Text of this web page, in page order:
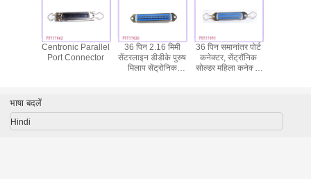
Centronic Parallel
Port Connector
36 पिन 2.16 मिमी
सेंटरलाइन डीडीके पुरुष
मिलाप सेंट्रोनिक
36 पिन समानांतर पोर्ट
कनेक्टर, सेंट्रॉनिक
सोल्डर महिला कनेक्टर
भाषा बदलें
Hindi